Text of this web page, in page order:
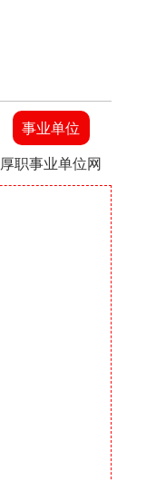
事业单位
厚职事业单位网